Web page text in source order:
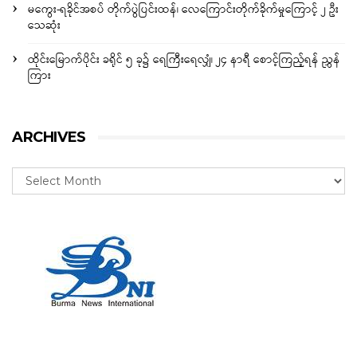
မကွေး-ရခိုင်အစပ် တိုက်ပွဲပြင်းထန်၊ လေကြောင်းတိုက်ခိုက်မှုကြောင့် ၂ ဦး
သေဆုံး
ထိုင်းမြောက်ပိုင်း ခရိုင် ၅ ခု၌ ရေကြီးရေလျှံ၊ ၂၄ နာရီ စောင့်ကြည့်ရန် ညွှန်
ကြား
ARCHIVES